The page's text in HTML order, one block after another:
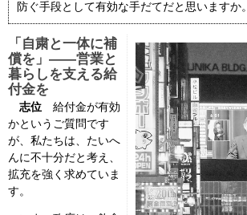
論文・著書
防ぐ手段として有効な手だてだと思いますか。
「自粛と一体に補
償を」――営業と
暮らしを支える給
付金を
志位 給付金が有効
かというご質問です
が、私たちは、たいへ
んに不十分だと考え、
拡充を強く求めていま
す。